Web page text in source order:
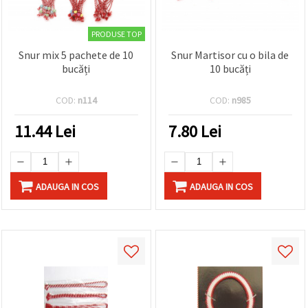
PRODUSE TOP
Snur mix 5 pachete de 10
bucăți
COD: n114
11.44Lei
ADAUGA IN COS
Snur Martisor cu o bila de
10 bucăți
COD: n985
7.80 Lei
ADAUGA IN COS